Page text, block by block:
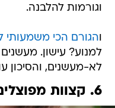
וגורמות להלבנה.
והגורם הכי
למנוע? עישון.
לא-מעשנים, והסיכון
6. קצוות מפוצלים: האויב הסביבתי